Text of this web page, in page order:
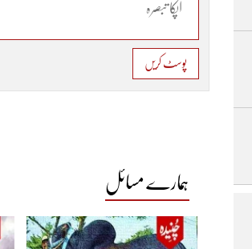
پوسٹ کریں
ہمارے مسائل